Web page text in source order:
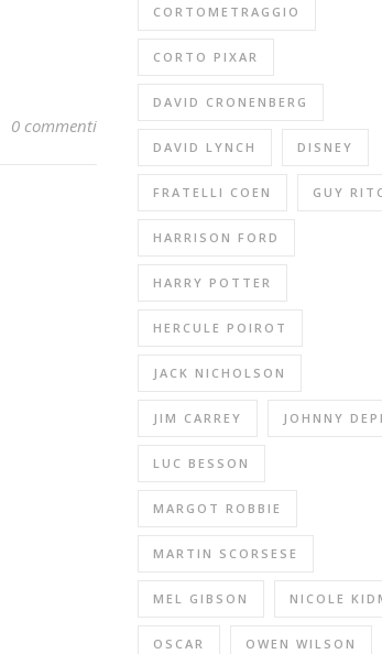
0 commenti
CORTOMETRAGGIO
CORTO PIXAR
DAVID CRONENBERG
DAVID LYNCH DISNEY
FRATELLI COEN GUY
HARRISON FORD
HARRY POTTER
HERCULE POIROT
JACK NICHOLSON
JIM CARREY JOHNNY
LUC BESSON
MARGOT ROBBIE
MARTIN SCORSESE
MEL GIBSON NICOLE
OSCAR OWEN WILSON